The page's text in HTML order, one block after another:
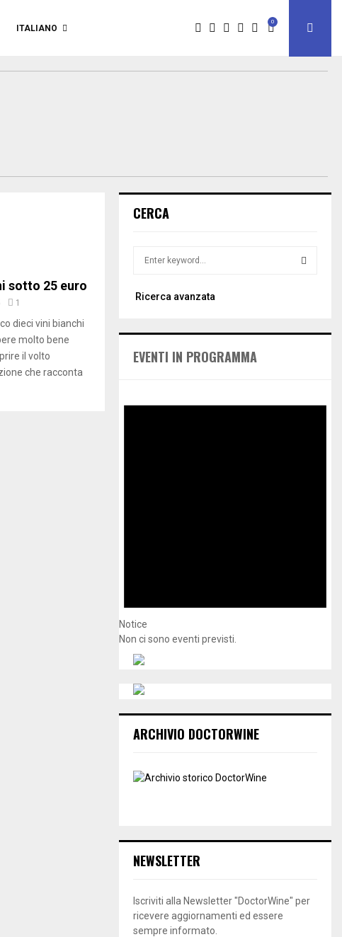
ITALIANO
0
sotto 25 euro
1
dieci vini bianchi
molto bene
il volto
che racconta
CERCA
r
o
Ricerca avanzata
EVENTI IN PROGRAMMA
Notice
Non ci sono eventi previsti.
ARCHIVIO DOCTORWINE
NEWSLETTER
Iscriviti alla Newsletter "DoctorWine" per
ricevere aggiornamenti ed essere
sempre informato.